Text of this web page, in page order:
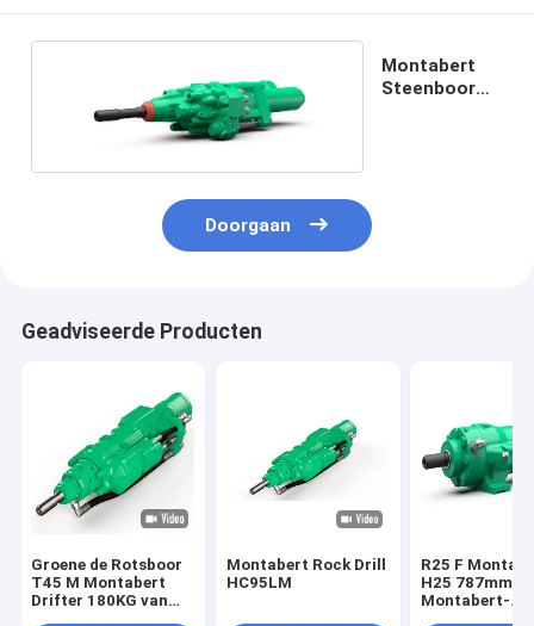
Montabert
Steenboor
Doorgaan
Geadviseerde Producten
Groene de Rotsboor
T45 M Montabert
Drifter 180KG van
Montabert Rock Drill
HC95LM
R25 F
H25 787mm
Montabert-